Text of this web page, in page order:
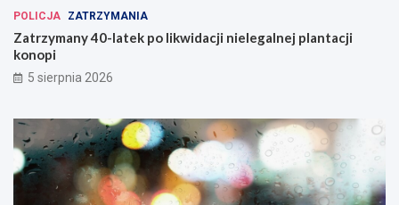
POLICJA ZATRZYMANIA
Zatrzymany 40-latek po likwidacji nielegalnej plantacji
konopi
5 sierpnia 2026